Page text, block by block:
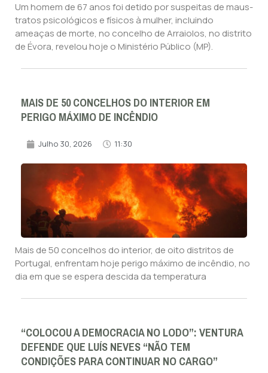
Um homem de 67 anos foi detido por suspeitas de maus-
tratos psicológicos e físicos à mulher, incluindo
ameaças de morte, no concelho de Arraiolos, no distrito
de Évora, revelou hoje o Ministério Público (MP).
MAIS DE 50 CONCELHOS DO INTERIOR EM
PERIGO MÁXIMO DE INCÊNDIO
Julho 30, 2026 11:30
Mais de 50 concelhos do interior, de oito distritos de
Portugal, enfrentam hoje perigo máximo de incêndio, no
dia em que se espera descida da temperatura
“COLOCOU A DEMOCRACIA NO LODO”: VENTURA
DEFENDE QUE LUÍS NEVES “NÃO TEM
CONDIÇÕES PARA CONTINUAR NO CARGO”